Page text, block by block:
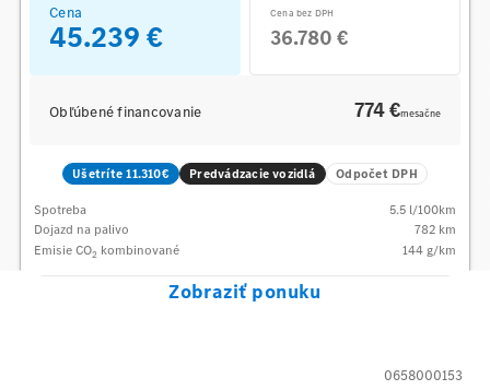
Cena
45.239 €
Cena bez DPH
36.780 €
Obľúbené financovanie 774 €mesačne
Ušetríte 11.310€ Predvádzacie vozidlá Odpočet DPH
Spotreba 5.5 l/100km
Dojazd na palivo
782 km
Emisie CO2 kombinované 144 g/km
Zobraziť ponuku
0658000153